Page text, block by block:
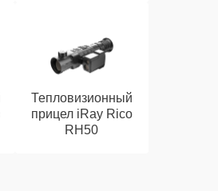
Тепловизионный
прицел iRay Rico
RH50